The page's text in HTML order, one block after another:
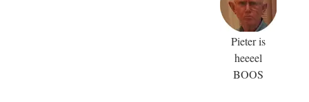
Pieter is
heeeel
BOOS